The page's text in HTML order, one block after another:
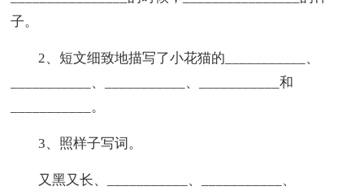
子。
2、短文细致地描写了小花猫的___________、
___________、___________、___________和
___________。
3、照样子写词。
又黑又长、___________、___________、